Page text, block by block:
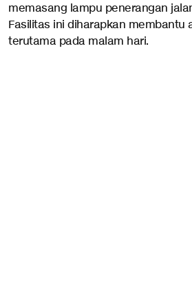
memasang lampu penerangan
Fasilitas ini diharapkan membantu
terutama pada malam hari.